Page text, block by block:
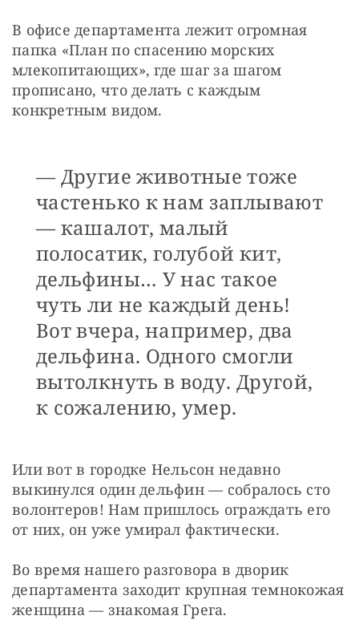
В офисе департамента лежит огромная
папка «План по спасению морских
млекопитающих», где шаг за шагом
прописано, что делать с каждым
конкретным видом.
— Другие животные тоже
частенько к нам заплывают
— кашалот, малый
полосатик, голубой кит,
дельфины… У нас такое
чуть ли не каждый день!
Вот вчера, например, два
дельфина. Одного смогли
вытолкнуть в воду. Другой,
к сожалению, умер.
Или вот в городке Нельсон недавно
выкинулся один дельфин — собралось сто
волонтеров! Нам пришлось ограждать его
от них, он уже умирал фактически.
Во время нашего разговора в дворик
департамента заходит крупная темнокожая
женщина — знакомая Грега.